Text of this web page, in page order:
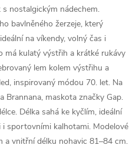
nostalgickým nádechem.
bavlněného žerzeje, který
na víkendy, volný čas i
má kulatý výstřih a krátké rukávy
lem kolem výstřihu a
inspirovaný módou 70. let. Na
Brannana, maskota značky Gap.
Délka sahá ke kyčlím, ideální
sportovními kalhotami. Modelové
a vnitřní délku nohavic 81–84 cm.